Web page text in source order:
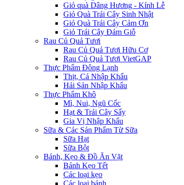
Giỏ quà Dâng Hương - Kính Lễ
Giỏ Quà Trái Cây Sinh Nhật
Giỏ Quà Trái Cây Cảm Ơn
Giỏ Trái Cây Đám Giỗ
Rau Củ Quả Tươi
Rau Củ Quả Tươi Hữu Cơ
Rau Củ Quả Tươi VietGAP
Thực Phẩm Đông Lạnh
Thịt, Cá Nhập Khẩu
Hải Sản Nhập Khẩu
Thực Phẩm Khô
Mì, Nui, Ngũ Cốc
Hạt & Trái Cây Sấy
Gia Vị Nhập Khẩu
Sữa & Các Sản Phẩm Từ Sữa
Sữa Hạt
Sữa Bột
Bánh, Kẹo & Đồ Ăn Vặt
Bánh Kẹo Tết
Các loại kẹo
Các loại bánh